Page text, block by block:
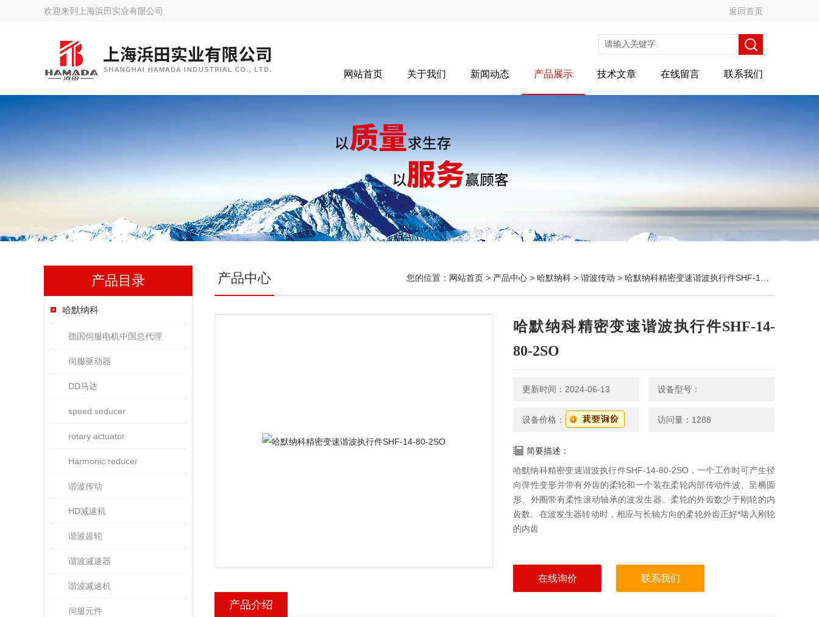
欢迎来到 上海浜田实业有限公司 返回首页
网站首页 关于我们 新闻动态 产品展示 技术文章 在线留言 联系我们
产品目录
哈默纳科
德国伺服电机中国总代理
伺服驱动器
DD马达
speed seducer
rotary actuator
Harmonic reducer
谐波传动
HD减速机
谐波齿轮
谐波减速器
谐波减速机
伺服元件
产品中心 您的位置： 网站首页 > 产品中心 > 哈默纳科 > 谐波传动 > 哈默纳科精密变速谐波执行件SHF-14-80-2SO
哈默纳科精密变速谐波执行件SHF-14-
80-2SO
更新时间：2024-06-13 设备型号：
设备价格： 访问量：1288
简要描述：
哈默纳科精密变速谐波执行件SHF-14-80-2SO，一个工作时可产生径
向弹性变形并带有外齿的柔轮和一个装在柔轮内部传动件波、呈椭圆
形、外圈带有柔性滚动轴承的波发生器。柔轮的外齿数少于刚轮的内
齿数。在波发生器转动时，相应与长轴方向的柔轮外齿正好*啮入刚轮
的内齿
在线询价 联系我们
产品介绍